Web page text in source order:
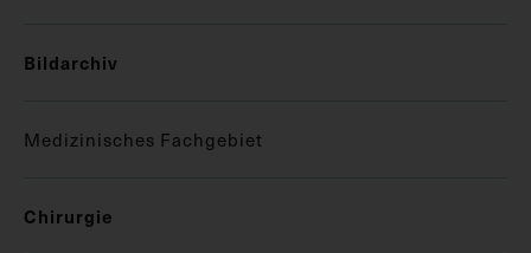
Bildarchiv
Medizinisches Fachgebiet
Chirurgie